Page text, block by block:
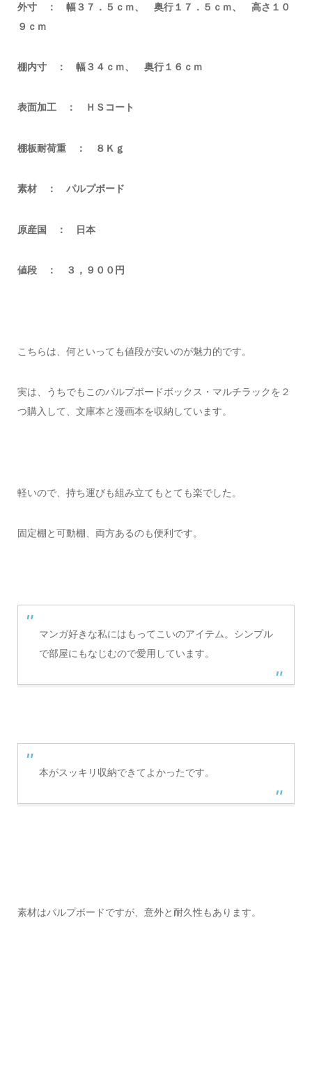
外寸 ： 幅３７．５ｃｍ、 奥行１７．５ｃｍ、 高さ１０
９ｃｍ
棚内寸 ： 幅３４ｃｍ、 奥行１６ｃｍ
表面加工 ： ＨＳコート
棚板耐荷重 ： ８Ｋｇ
素材 ： パルプボード
原産国 ： 日本
値段 ： ３，９００円
こちらは、何といっても値段が安いのが魅力的です。
実は、うちでもこのパルプボードボックス・マルチラックを２
つ購入して、文庫本と漫画本を収納しています。
軽いので、持ち運びも組み立てもとても楽でした。
固定棚と可動棚、両方あるのも便利です。
マンガ好きな私にはもってこいのアイテム。シンプル
で部屋にもなじむので愛用しています。
本がスッキリ収納できてよかったです。
素材はパルプボードですが、意外と耐久性もあります。